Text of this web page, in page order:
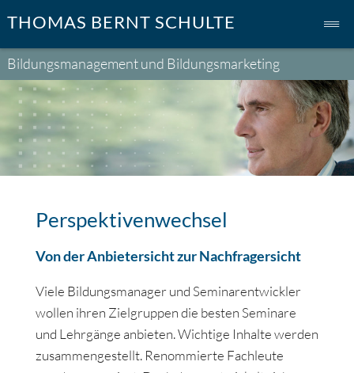
to
main
to
primary
to
footer
THOMAS BERNT SCHULTE
Bildungsmanagement und Bildungsmarketing
Perspektivenwechsel
Von der Anbietersicht zur Nachfragersicht
Viele Bildungsmanager und Seminarentwickler
wollen ihren Zielgruppen die besten Seminare
und Lehrgänge anbieten. Wichtige Inhalte werden
zusammengestellt. Renommierte Fachleute